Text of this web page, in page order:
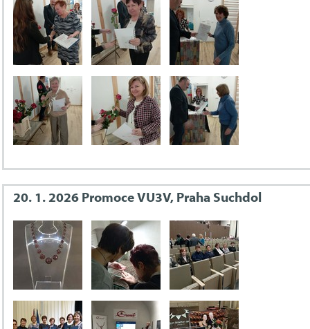
20. 1. 2026 Promoce VU3V, Praha Suchdol